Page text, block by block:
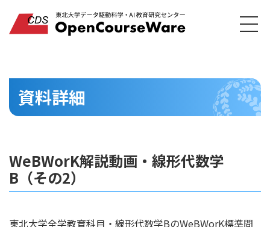
資料詳細
WeBWorK解説動画・線形代数学
B（その2）
東北大学全学教育科目・線形代数学BのWeBWorK標準問